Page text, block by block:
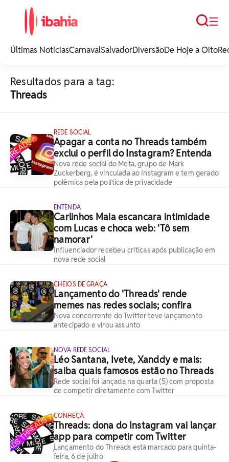
noticias e
☰
Busca
Últimas NotíciasCarnavalSalvadorDiversãoDe Hoje a Oito
Resultados para a tag:
Threads
REDE SOCIAL
Apagar a conta no Threads também
exclui o perfil do Instagram? Entenda
Nova rede social do Meta, grupo de Mark
Zuckerberg, é vinculada ao Instagram e tem gerado
polêmica pela política de privacidade
ENTENDA
Carlinhos Maia escancara intimidade
com Lucas e choca web: 'Tô sem
namorar'
Influenciador recebeu críticas após publicação em
nova rede social
CHEIOS DE GRAÇA
Lançamento do 'Threads' rende
memes nas redes sociais; confira
Nova concorrente do Twitter teve lançamento
antecipado e virou assunto
NOVA REDE SOCIAL
Léo Santana, Ivete, Xanddy e mais:
saiba quais famosos estão no Threads
Rede social foi lançada na quarta (5) com proposta
de competir diretamente com Twitter
CONHEÇA
Threads: dona do Instagram vai lançar
app para competir com Twitter
Lançamento do Threads está marcado para quinta-
feira, 6 de julho